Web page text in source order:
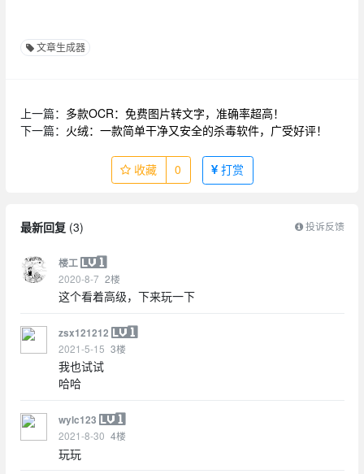
文章生成器
上一篇： 多款OCR：免费图片转文字，准确率超高！
下一篇： 火绒：一款简单干净又安全的杀毒软件，广受好评！
收藏 0 打赏
最新回复(3) 投诉反馈
楼工
2020-8-7 2楼
这个看着高级，下来玩一下
zsx121212
2021-5-15 3楼
我也试试
哈哈
wylc123
2021-8-30 4楼
玩玩